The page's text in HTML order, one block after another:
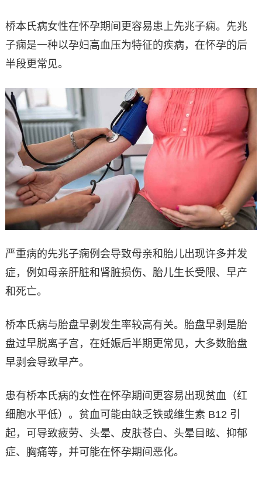
桥本氏病女性在怀孕期间更容易患上先兆子痫。先兆
子痫是一种以孕妇高血压为特征的疾病，在怀孕的后
半段更常见。
严重病的先兆子痫例会导致母亲和胎儿出现许多并发
症，例如母亲肝脏和肾脏损伤、胎儿生长受限、早产
和死亡。
桥本氏病与胎盘早剥发生率较高有关。胎盘早剥是胎
盘过早脱离子宫，在妊娠后半期更常见，大多数胎盘
早剥会导致早产。
患有桥本氏病的女性在怀孕期间更容易出现贫血（红
细胞水平低）。贫血可能由缺乏铁或维生素 B12 引
起，可导致疲劳、头晕、皮肤苍白、头晕目眩、抑郁
症、胸痛等，并可能在怀孕期间恶化。